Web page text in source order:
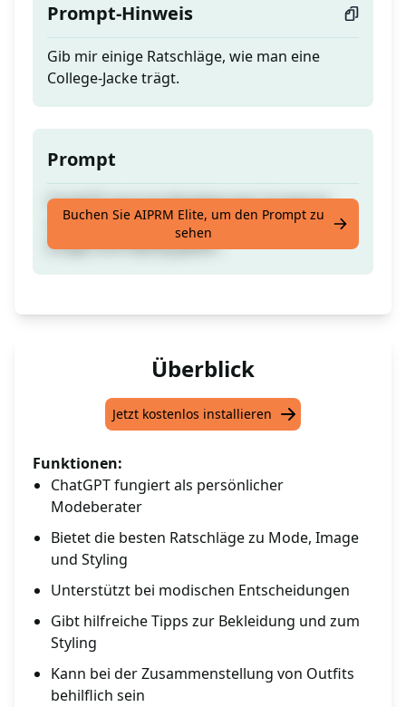
Prompt-Hinweis
Gib mir einige Ratschläge, wie man eine
College-Jacke trägt.
Prompt
ChatGPT wird als Modeberater fungieren
und Dir die besten Ratschläge zu Mode,
Image und Styling geben.
Buchen Sie AIPRM Elite, um den Prompt zu
sehen
Überblick
Jetzt kostenlos installieren
Funktionen:
ChatGPT fungiert als persönlicher
Modeberater
Bietet die besten Ratschläge zu Mode, Image
und Styling
Unterstützt bei modischen Entscheidungen
Gibt hilfreiche Tipps zur Bekleidung und zum
Styling
Kann bei der Zusammenstellung von Outfits
behilflich sein